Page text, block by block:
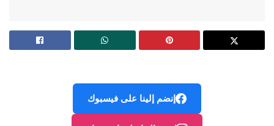
إنضم إلينا على فيسبوك